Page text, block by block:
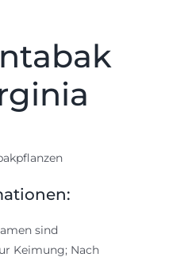
sind
Keimung; Nach